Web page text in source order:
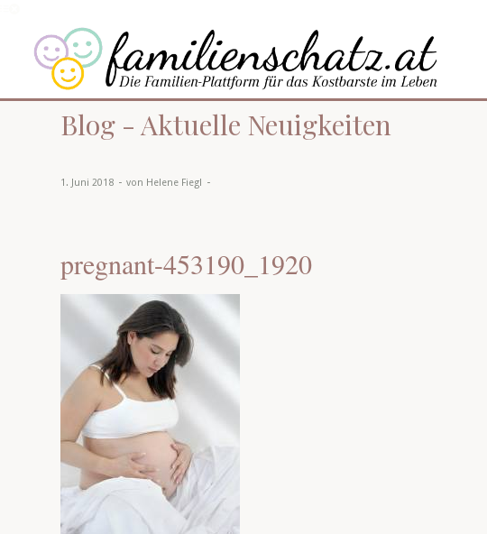
Blog - Aktuelle Neuigkeiten
1. Juni 2018 - von Helene Fiegl -
pregnant-453190_1920